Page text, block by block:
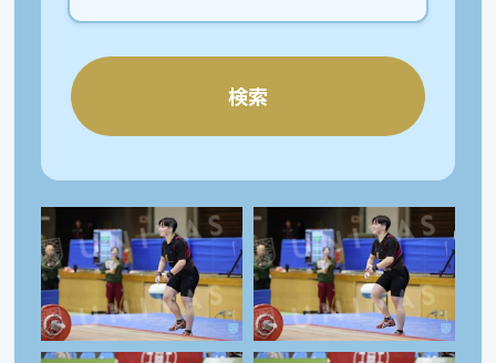
検索